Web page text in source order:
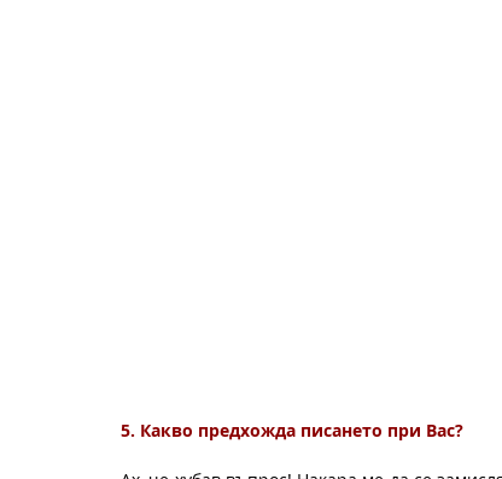
5. Какво предхожда писането при Вас?